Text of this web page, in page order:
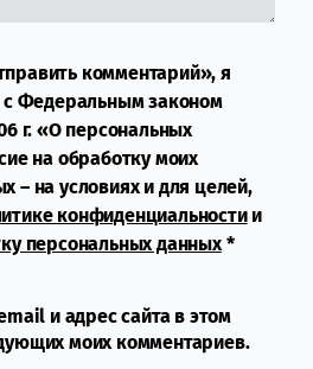
комментарий», я
с Федеральным законом
г. «О персональных
на обработку моих
– на условиях и для целей,
конфиденциальностии
персональных данных*
и адрес сайта в этом
моих комментариев.